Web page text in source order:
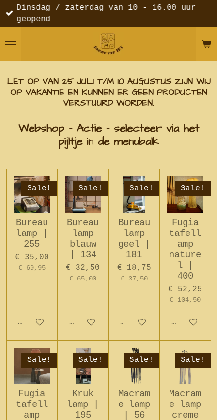
Ga
direct
de
Dinsdag / zaterdag van 10 - 16.00 uur
geopend
LET OP VAN 25 JULI T/M 10 AUGUSTUS ZIJN WIJ
OP VAKANTIE EN KUNNEN ER GEEN PRODUCTEN
VERSTUURD WORDEN.
Webshop - Actie - selecteer via het
pijltje in de menubalk
Sale!
Bureau
lamp |
255
€ 35,00
€ 69,95
In winkelwagen
Sale!
Bureau
lamp
blauw
| 134
€ 32,50
€ 65,00
In winkelwagen
Sale!
Bureau
lamp
geel |
181
€ 18,75
€ 37,50
In winkelwagen
Sale!
Fugia
tafell
amp
nature
l |
400
€ 52,25
€ 104,50
In
Sale!
Fugia
tafell
amp
Sale!
Kruk
lamp |
195
Sale!
Macram
e lamp
| 56
Sale!
Macram
e lamp
creme